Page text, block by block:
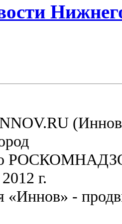
г.
«Иннов» -